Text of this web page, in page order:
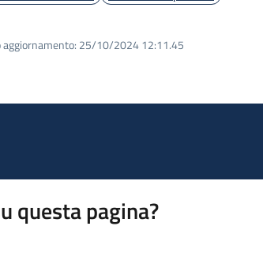
25/10/2024 12:11.45
questa pagina?